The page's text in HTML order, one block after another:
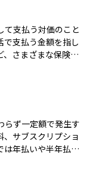
の給付などは、住
の所得や世帯の構
医療費の3割を自己
が、出産などの際に
であり、フリーラ
て支払う対価のこと
で支払う金額を指し
、さまざまな保険商
加することで、保
約を維持し続ける
が失効する場合も
す。資産運用の観点
や、保障と費用の
らず一定額で発生す
、サブスクリプショ
は年払いや半年払の